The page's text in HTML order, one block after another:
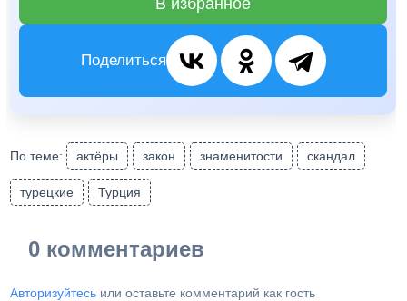
В избранное
Поделиться
По теме: актёры закон знаменитости скандал
турецкие Турция
0 комментариев
Авторизуйтесь или оставьте комментарий как гость